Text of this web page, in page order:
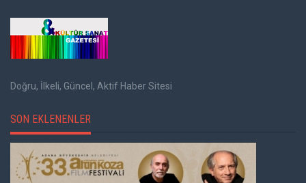
Doğru, İlkeli, Güncel, Aktif Haber Sitesi
SON EKLENENLER